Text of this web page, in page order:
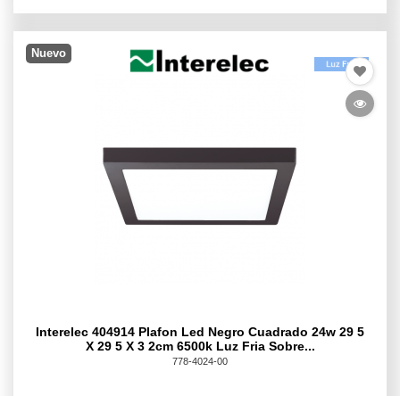
Nuevo
Interelec 404914 Plafon Led Negro Cuadrado 24w 29 5
X 29 5 X 3 2cm 6500k Luz Fria Sobre...
778-4024-00